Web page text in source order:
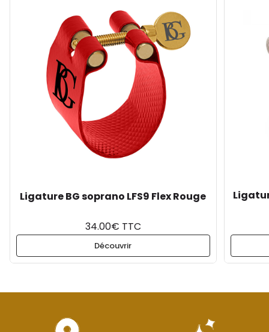
Ligature BG soprano LFS9 Flex Rouge
34.00€ TTC
Découvrir